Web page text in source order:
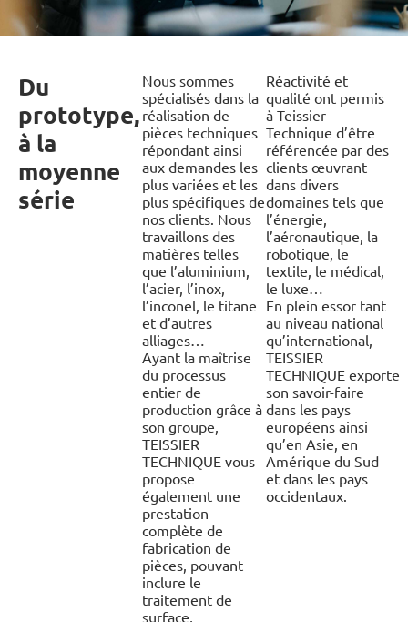
Du
prototype,
à la
moyenne
série
Nous sommes
spécialisés dans la
réalisation de
pièces techniques
répondant ainsi
aux demandes les
plus variées et les
plus spécifiques de
nos clients. Nous
travaillons des
matières telles
que l’aluminium,
l’acier, l’inox,
l’inconel, le titane
et d’autres
alliages…
Ayant la maîtrise
du processus
entier de
production grâce à
son groupe,
TEISSIER
TECHNIQUE vous
propose
également une
prestation
complète de
fabrication de
pièces, pouvant
inclure le
traitement de
surface,
Réactivité et
qualité ont permis
à Teissier
Technique d’être
référencée par des
clients œuvrant
dans divers
domaines tels que
l’énergie,
l’aéronautique, la
robotique, le
textile, le médical,
le luxe…
En plein essor tant
au niveau national
qu’international,
TEISSIER
TECHNIQUE exporte
son savoir-faire
dans les pays
européens ainsi
qu’en Asie, en
Amérique du Sud
et dans les pays
occidentaux.